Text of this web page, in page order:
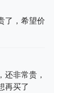
了，希望价
非常贵，
再买了